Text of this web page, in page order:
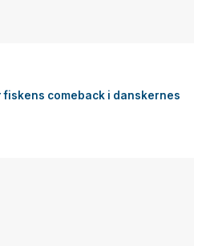
comeback i danskernes